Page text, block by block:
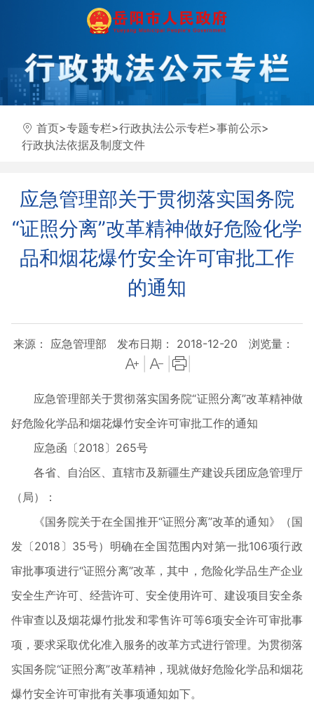
首页>专题专栏>行政执法公示专栏>事前公示>
行政执法依据及制度文件
应急管理部关于贯彻落实国务院
“证照分离”改革精神做好危险化学
品和烟花爆竹安全许可审批工作
的通知
来源： 应急管理部 发布日期： 2018-12-20 浏览量：
|
应急管理部关于贯彻落实国务院“证照分离”改革精神做
好危险化学品和烟花爆竹安全许可审批工作的通知
应急函〔2018〕265号
各省、自治区、直辖市及新疆生产建设兵团应急管理厅
（局）：
《国务院关于在全国推开“证照分离”改革的通知》（国
发〔2018〕35号）明确在全国范围内对第一批106项行政
审批事项进行“证照分离”改革，其中，危险化学品生产企业
安全生产许可、经营许可、安全使用许可、建设项目安全条
件审查以及烟花爆竹批发和零售许可等6项安全许可审批事
项，要求采取优化准入服务的改革方式进行管理。为贯彻落
实国务院“证照分离”改革精神，现就做好危险化学品和烟花
爆竹安全许可审批有关事项通知如下。